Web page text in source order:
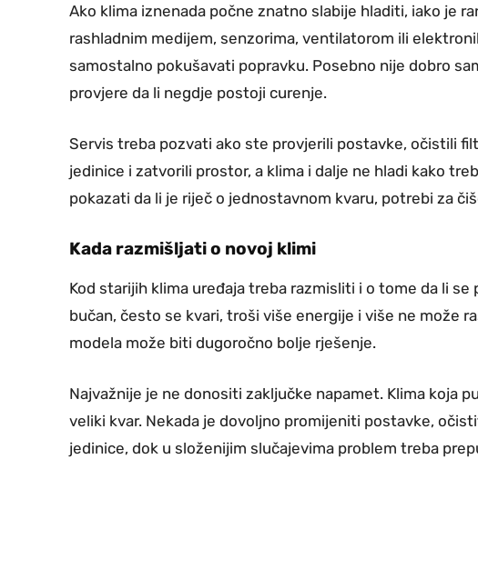
Ako klima iznenada počne znatno slabije hladiti, iako je
rashladnim medijem, senzorima, ventilatorom ili
samostalno pokušavati popravku. Posebno nije dobro
provjere da li negdje postoji curenje.
Servis treba pozvati ako ste provjerili postavke, očistili
jedinice i zatvorili prostor, a klima i dalje ne hladi kako
pokazati da li je riječ o jednostavnom kvaru, potrebi za
Kada razmišljati o novoj klimi
Kod starijih klima uređaja treba razmisliti i o tome da li
bučan, često se kvari, troši više energije i više ne može
modela može biti dugoročno bolje rješenje.
Najvažnije je ne donositi zaključke napamet. Klima koja
veliki kvar. Nekada je dovoljno promijeniti postavke,
jedinice, dok u složenijim slučajevima problem treba